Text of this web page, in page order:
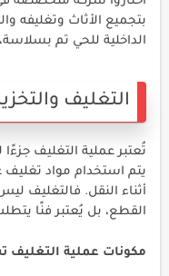
بتجميع الأثاث وتغليفه
الداخلية للحي تم
التغليف
تُعتبر عملية التغليف
يتم استخدام مواد تغليف
أثناء النقل.
القطع، بل يُعتبر فنًا
مكونات عملية التغليف